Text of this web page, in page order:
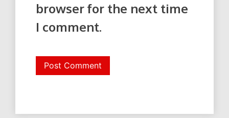
browser for the next time
I comment.